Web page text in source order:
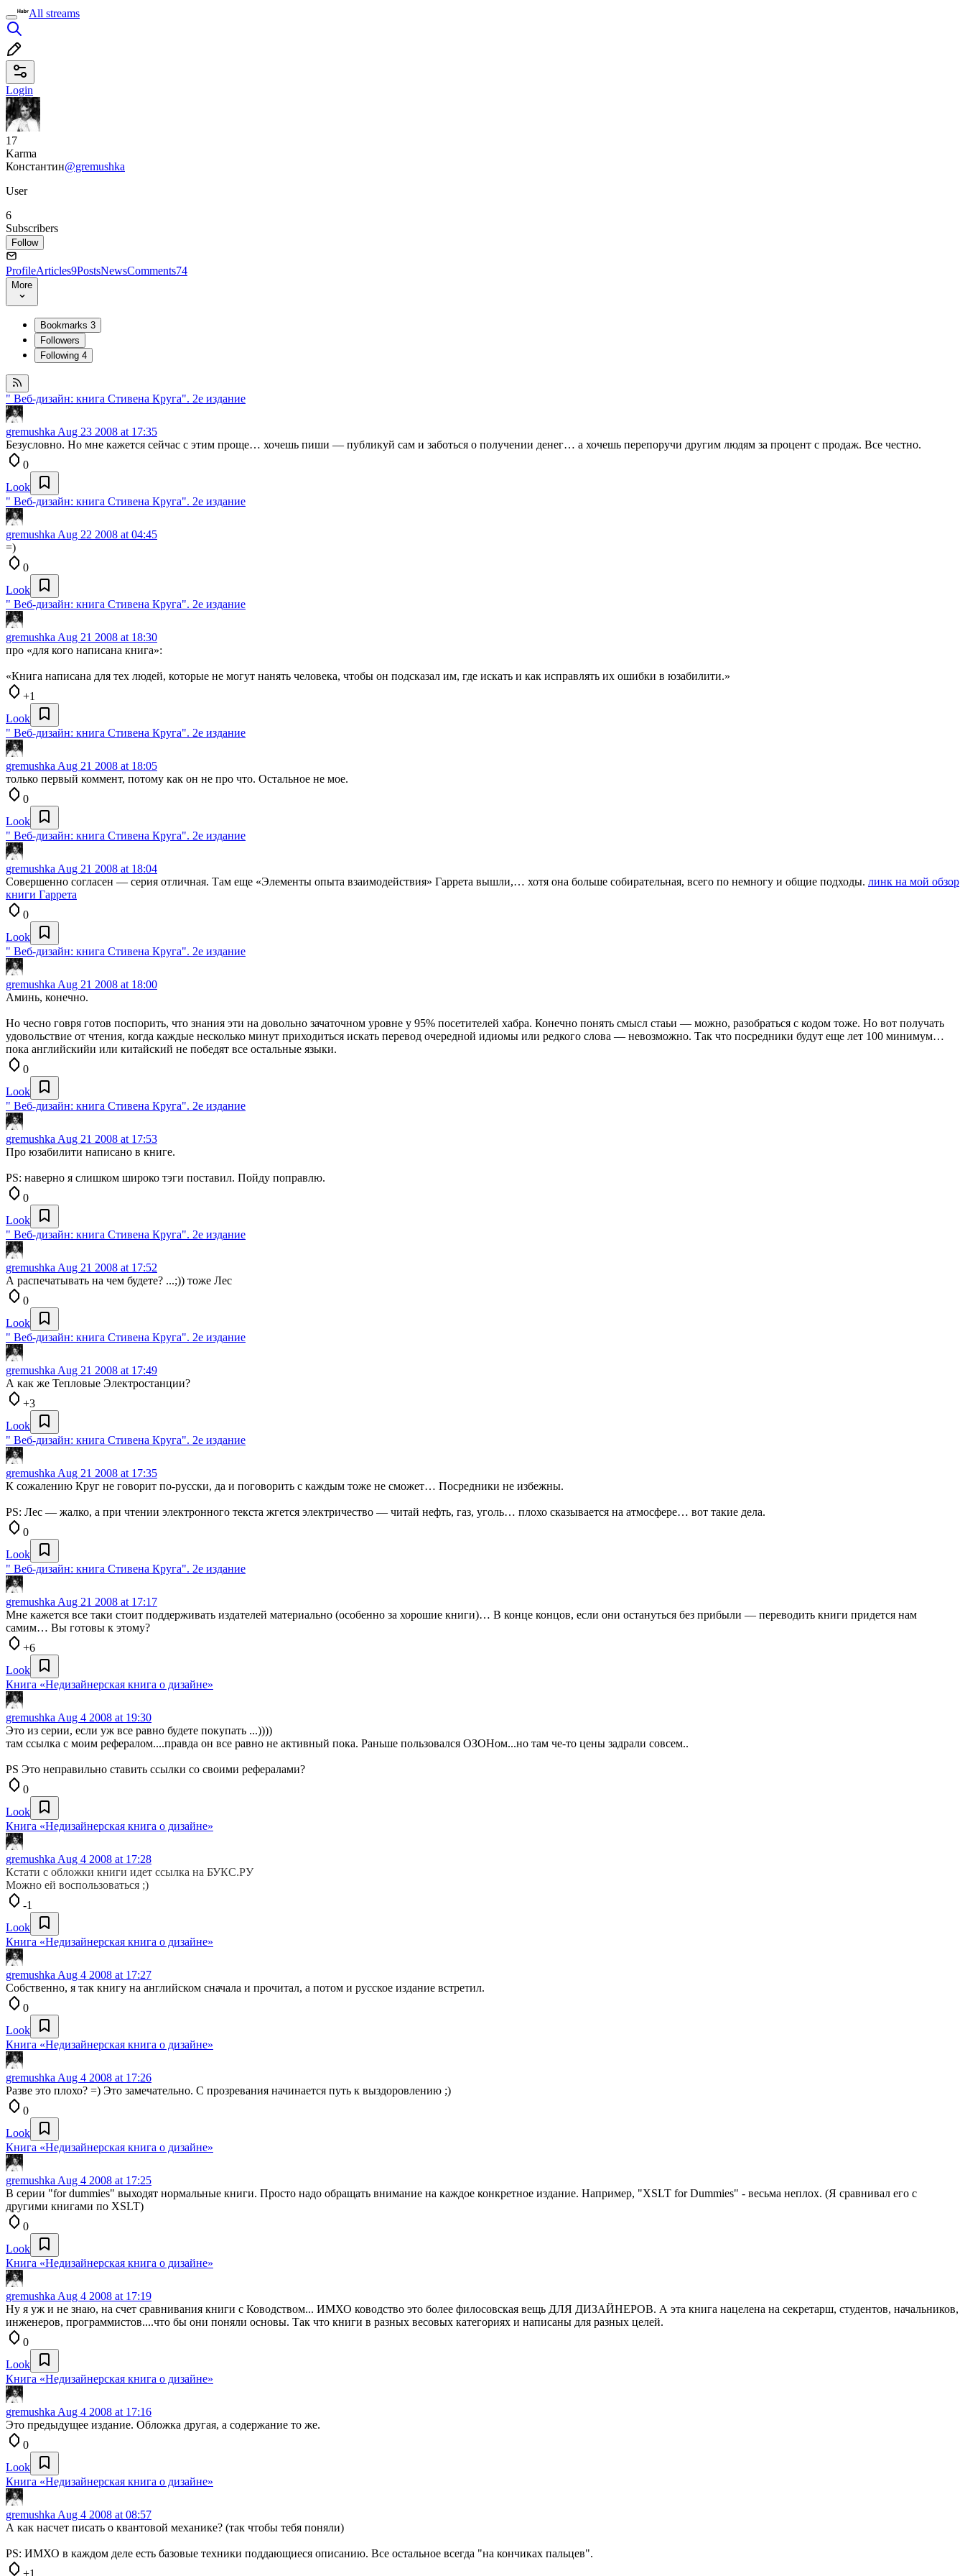
All streams
Login
17
Karma
Константин@gremushka
User
6
Subscribers
Follow
ProfileArticles9PostsNewsComments74
More
Bookmarks 3
Followers
Following 4
" Веб-дизайн: книга Стивена Круга". 2е издание
gremushka Aug 23 2008 at 17:35
Безусловно. Но мне кажется сейчас с этим проще… хочешь пиши — публикуй сам и заботься о получении денег… а хочешь перепоручи другим людям за процент с продаж. Все честно.
0
Look
" Веб-дизайн: книга Стивена Круга". 2е издание
gremushka Aug 22 2008 at 04:45
=)
0
Look
" Веб-дизайн: книга Стивена Круга". 2е издание
gremushka Aug 21 2008 at 18:30
про «для кого написана книга»:
«Книга написана для тех людей, которые не могут нанять человека, чтобы он подсказал им, где искать и как исправлять их ошибки в юзабилити.»
+1
Look
" Веб-дизайн: книга Стивена Круга". 2е издание
gremushka Aug 21 2008 at 18:05
только первый коммент, потому как он не про что. Остальное не мое.
0
Look
" Веб-дизайн: книга Стивена Круга". 2е издание
gremushka Aug 21 2008 at 18:04
Совершенно согласен — серия отличная. Там еще «Элементы опыта взаимодействия» Гаррета вышли,… хотя она больше собирательная, всего по немногу и общие подходы. линк на мой обзор
книги Гаррета
0
Look
" Веб-дизайн: книга Стивена Круга". 2е издание
gremushka Aug 21 2008 at 18:00
Аминь, конечно.
Но чесно говря готов поспорить, что знания эти на довольно зачаточном уровне у 95% посетителей хабра. Конечно понять смысл стаьи — можно, разобраться с кодом тоже. Но вот получать
удовольствие от чтения, когда каждые несколько минут приходиться искать перевод очередной идиомы или редкого слова — невозможно. Так что посредники будут еще лет 100 минимум…
пока английскийи или китайский не победят все остальные языки.
0
Look
" Веб-дизайн: книга Стивена Круга". 2е издание
gremushka Aug 21 2008 at 17:53
Про юзабилити написано в книге.
PS: наверно я слишком широко тэги поставил. Пойду поправлю.
0
Look
" Веб-дизайн: книга Стивена Круга". 2е издание
gremushka Aug 21 2008 at 17:52
А распечатывать на чем будете? ...;)) тоже Лес
0
Look
" Веб-дизайн: книга Стивена Круга". 2е издание
gremushka Aug 21 2008 at 17:49
А как же Тепловые Электростанции?
+3
Look
" Веб-дизайн: книга Стивена Круга". 2е издание
gremushka Aug 21 2008 at 17:35
К сожалению Круг не говорит по-русски, да и поговорить с каждым тоже не сможет… Посредники не избежны.
PS: Лес — жалко, а при чтении электронного текста жгется электричество — читай нефть, газ, уголь… плохо сказывается на атмосфере… вот такие дела.
0
Look
" Веб-дизайн: книга Стивена Круга". 2е издание
gremushka Aug 21 2008 at 17:17
Мне кажется все таки стоит поддерживать издателей материально (особенно за хорошие книги)… В конце концов, если они остануться без прибыли — переводить книги придется нам
самим… Вы готовы к этому?
+6
Look
Книга «Недизайнерская книга о дизайне»
gremushka Aug 4 2008 at 19:30
Это из серии, если уж все равно будете покупать ...))))
там ссылка с моим рефералом....правда он все равно не активный пока. Раньше пользовался ОЗОНом...но там че-то цены задрали совсем..
PS Это неправильно ставить ссылки со своими рефералами?
0
Look
Книга «Недизайнерская книга о дизайне»
gremushka Aug 4 2008 at 17:28
Кстати с обложки книги идет ссылка на БУКС.РУ
Можно ей воспользоваться ;)
-1
Look
Книга «Недизайнерская книга о дизайне»
gremushka Aug 4 2008 at 17:27
Собственно, я так книгу на английском сначала и прочитал, а потом и русское издание встретил.
0
Look
Книга «Недизайнерская книга о дизайне»
gremushka Aug 4 2008 at 17:26
Разве это плохо? =) Это замечательно. С прозревания начинается путь к выздоровлению ;)
0
Look
Книга «Недизайнерская книга о дизайне»
gremushka Aug 4 2008 at 17:25
В серии "for dummies" выходят нормальные книги. Просто надо обращать внимание на каждое конкретное издание. Например, "XSLT for Dummies" - весьма неплох. (Я сравнивал его с
другими книгами по XSLT)
0
Look
Книга «Недизайнерская книга о дизайне»
gremushka Aug 4 2008 at 17:19
Ну я уж и не знаю, на счет сравнивания книги с Ководством... ИМХО ководство это более филосовская вещь ДЛЯ ДИЗАЙНЕРОВ. А эта книга нацелена на секретарш, студентов, начальников,
инженеров, программистов....что бы они поняли основы. Так что книги в разных весовых категориях и написаны для разных целей.
0
Look
Книга «Недизайнерская книга о дизайне»
gremushka Aug 4 2008 at 17:16
Это предыдущее издание. Обложка другая, а содержание то же.
0
Look
Книга «Недизайнерская книга о дизайне»
gremushka Aug 4 2008 at 08:57
А как насчет писать о квантовой механике? (так чтобы тебя поняли)
PS: ИМХО в каждом деле есть базовые техники поддающиеся описанию. Все остальное всегда "на кончиках пальцев".
+1